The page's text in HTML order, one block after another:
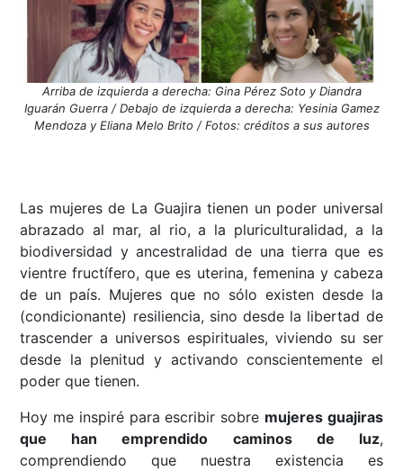
Arriba de izquierda a derecha: Gina Pérez Soto y Diandra
Iguarán Guerra / Debajo de izquierda a derecha: Yesinia Gamez
Mendoza y Eliana Melo Brito / Fotos: créditos a sus autores
Las mujeres de La Guajira tienen un poder universal
abrazado al mar, al rio, a la pluriculturalidad, a la
biodiversidad y ancestralidad de una tierra que es
vientre fructífero, que es uterina, femenina y cabeza
de un país. Mujeres que no sólo existen desde la
(condicionante) resiliencia, sino desde la libertad de
trascender a universos espirituales, viviendo su ser
desde la plenitud y activando conscientemente el
poder que tienen.
Hoy me inspiré para escribir sobre mujeres guajiras
que han emprendido caminos de luz,
comprendiendo que nuestra existencia es